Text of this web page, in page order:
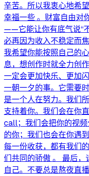
辛苦。所以我衷心地希
幸福一些 。财富自由对
——它能让你有底气说“
必再因为收入不稳定而
我希望你能按照自己的
息，想创作时就全力创
一定会更加快乐、更加
一朝一夕的事。它需要
是一个人在努力。我们
支持着你。我们会在你
call；我们会把你的视
的你；我们也会在你遇
每一份收获，都有我们
们共同的骄傲 。 最后
自己。不要总是熬夜直